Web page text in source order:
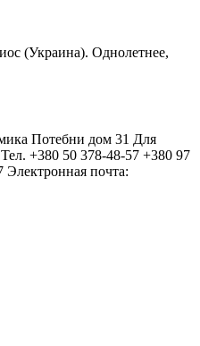
(Украина). Однолетнее,
Потебни дом 31 Для
+380 50 378-48-57 +380 97
Электронная почта: